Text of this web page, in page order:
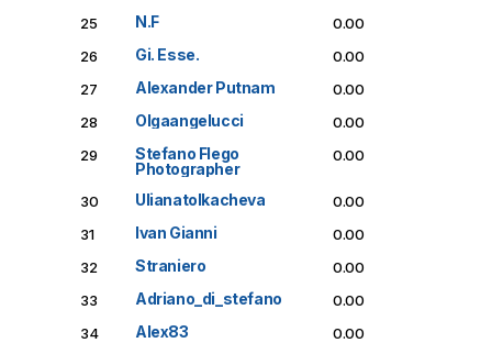
25
N.F
0.00
26
Gi. Esse.
0.00
27
Alexander Putnam
0.00
28
Olgaangelucci
0.00
29
Stefano Flego
Photographer
0.00
30 Ulianatolkacheva
0.00
31
Ivan Gianni
0.00
32
Straniero
0.00
33
Adriano_di_stefano
0.00
34
Alex83
0.00